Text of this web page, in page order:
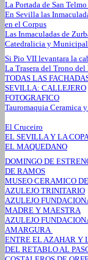
La Portada de San Telmo
En Sevilla las
en el Corpus
Las Inmaculadas de
Catedralicia y Municipal
Si Pio VII levantara la
La Trasera del Trono del
TODAS LAS
SEVILLA: CALLEJERO
FOTOGRAFICO
Tauromaquia Ceramica
El Cruceiro
EL SEVILLA Y LA
EL MAQUEDANO
DOMINGO DE
DE RAMOS
MUSEO CERAMICO
AZULEJO TRINITARIO
AZULEJO
MADRE Y MAESTRA
AZULEJO
AMARGURA
ENTRE EL AZAHAR Y
DEL RETABLO AL